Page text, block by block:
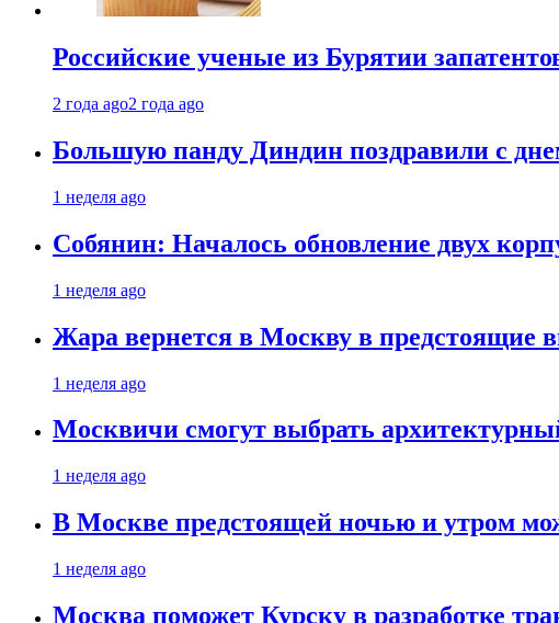
Российские ученые из Бурятии
2 года ago2 года ago
Большую панду Диндин поздравили с
1 неделя ago
Собянин: Началось обновление двух
1 неделя ago
Жара вернется в Москву в предстоящие
1 неделя ago
Москвичи смогут выбрать
1 неделя ago
В Москве предстоящей ночью и утром
1 неделя ago
Москва поможет Курску в разработке